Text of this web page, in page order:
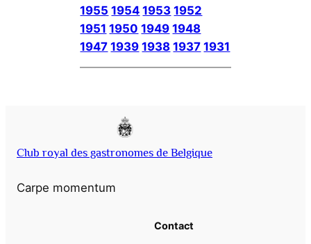
1955 1954 1953 1952
1951 1950 1949 1948
1947 1939 1938 1937 1931
Club royal des gastronomes de Belgique
Carpe momentum
Contact